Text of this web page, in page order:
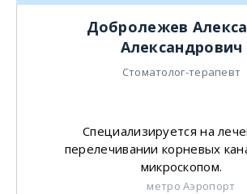
Добролежев
Александрович
Стоматолог-терапевт
Специализируется на
перелечивании корневых
микроскопом.
метро Аэропорт